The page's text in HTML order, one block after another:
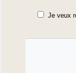
Je veux